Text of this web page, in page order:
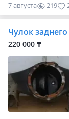
7 августа 219
Чулок
220 000 ₸